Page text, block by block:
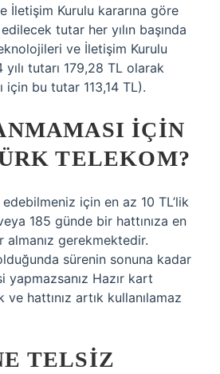
İletişim Kurulu kararına göre
tutar her yılın başında
ve İletişim Kurulu
tutarı 179,28 TL olarak
için bu tutar 113,14 TL).
IÇIN
TELEKOM?
için en az 10 TL’lik
185 günde bir hattınıza en
almanız gerekmektedir.
sürenin sonuna kadar
yapmazsanız Hazır kart
ve hattınız artık kullanılamaz
TELSIZ